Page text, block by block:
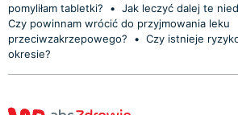
pomyliłam tabletki?
• Jak leczyć dalej te
Czy powinnam wrócić do przyjmowania leku
przeciwzakrzepowego?
• Czy istnieje
okresie?